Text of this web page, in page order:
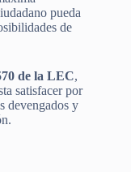
pueda
de
de la LEC,
satisfacer por
devengados y